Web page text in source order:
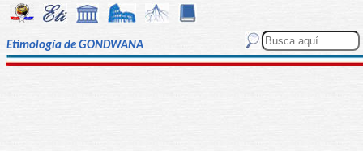
Etimología de GONDWANA